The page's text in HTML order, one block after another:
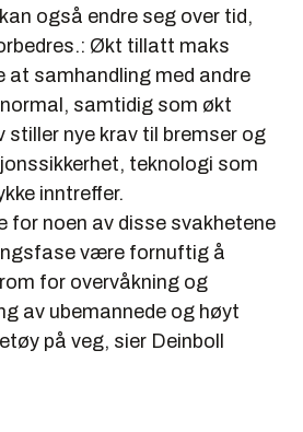
også endre seg over tid,
Økt tillatt maks
at samhandling med andre
samtidig som økt
stiller nye krav til bremser og
teknologi som
inntreffer.
for noen av disse svakhetene
være fornuftig å
for overvåkning og
av ubemannede og høyt
på veg, sier Deinboll